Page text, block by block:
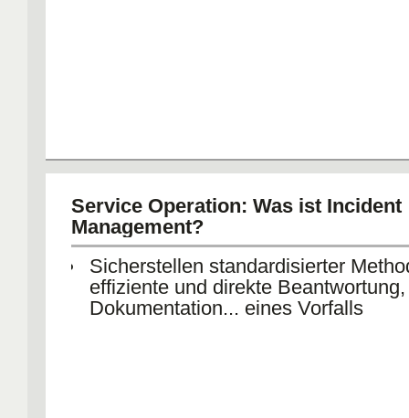
Service Operation: Was ist Incident
Management?
Sicherstellen standardisierter
effiziente und direkte
Dokumentation... eines Vorfalls